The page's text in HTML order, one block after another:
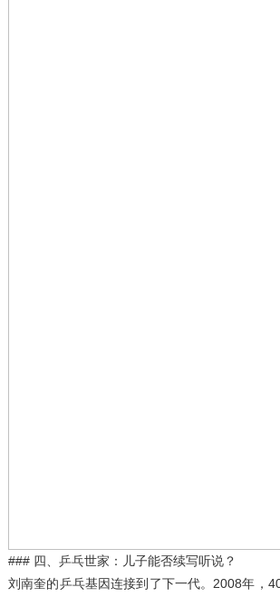
### 四、乒乓世家：儿子能否续写听说？
刘南奎的乒乓基因连接到了下一代。2008年，